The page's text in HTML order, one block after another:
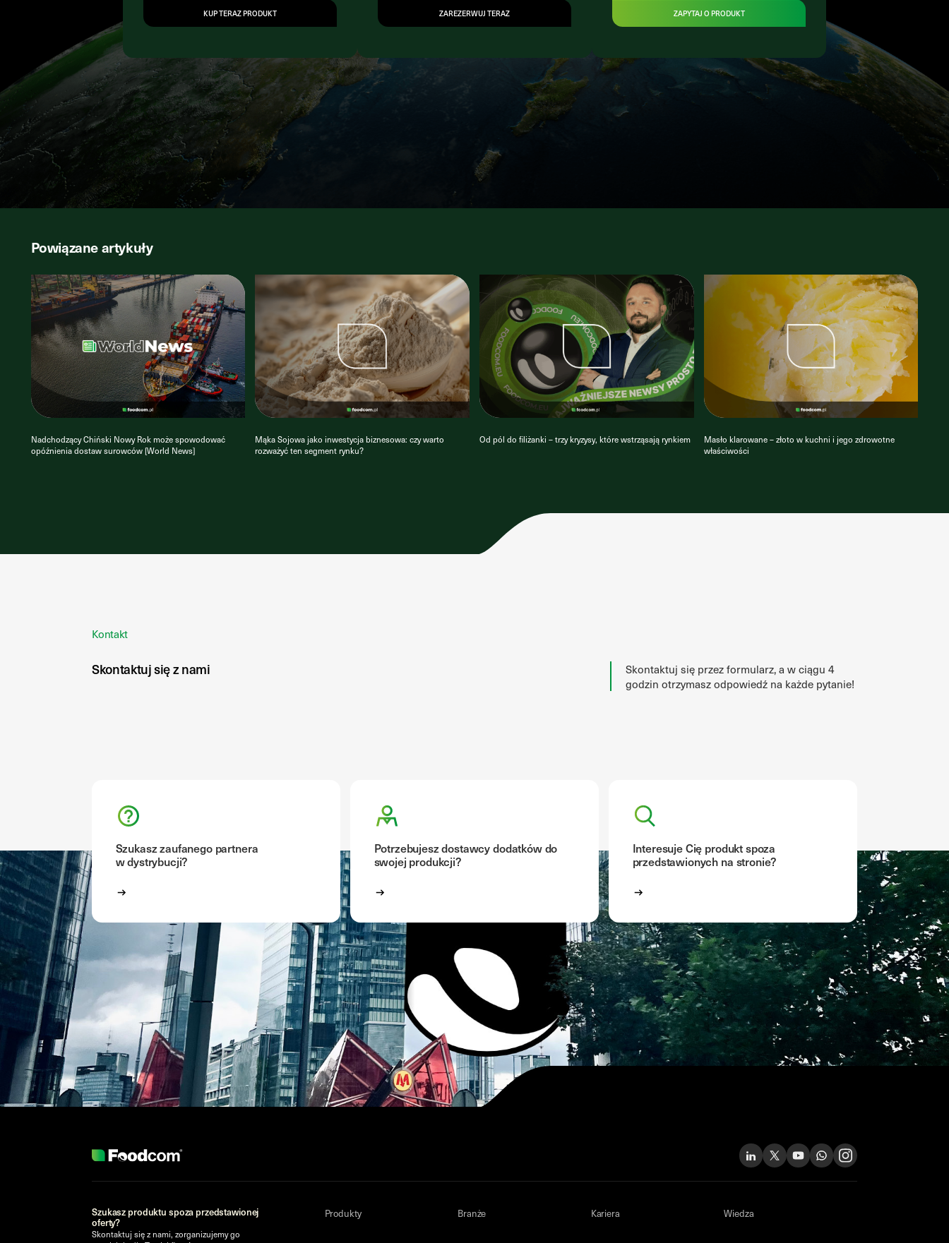
KUP TERAZ PRODUKT ZAREZERWUJ TERAZ ZAPYTAJ O PRODUKT
Powiązane artykuły
Nadchodzący Chiński Nowy Rok może spowodować
opóźnienia dostaw surowców [World News]
Mąka Sojowa jako inwestycja biznesowa: czy warto
rozważyć ten segment rynku?
Od pól do filiżanki – trzy kryzysy, które wstrząsają rynkiem
Masło klarowane – złoto w kuchni i jego zdrowotne
właściwości
Kontakt
Skontaktuj się z nami
Skontaktuj się przez formularz, a w ciągu 4
godzin otrzymasz odpowiedź na każde pytanie!
Szukasz zaufanego partnera
w dystrybucji?
Potrzebujesz dostawcy dodatków do
swojej produkcji?
Interesuje Cię produkt spoza
przedstawionych na stronie?
Szukasz produktu spoza przedstawionej
oferty?
Skontaktuj się z nami, zorganizujemy go
Produkty Branże Kariera Wiedza